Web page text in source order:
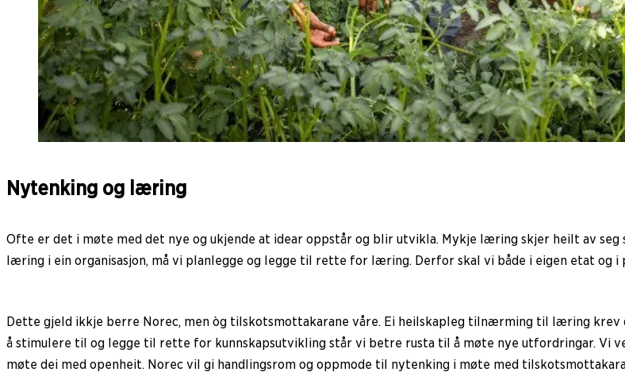
Nytenking og læring
Ofte er det i møte med det nye og ukjende at idear oppstår og blir utvikla. Mykje læring skjer heilt av seg
læring i ein organisasjon, må vi planlegge og legge til rette for læring. Derfor skal vi både i eigen etat
Dette gjeld ikkje berre Norec, men òg tilskotsmottakarane våre. Ei heilskapleg tilnærming til læring
å stimulere til og legge til rette for kunnskapsutvikling står vi betre rusta til å møte nye utfordringar. Vi
møte dei med openheit. Norec vil gi handlingsrom og oppmode til nytenking i møte med